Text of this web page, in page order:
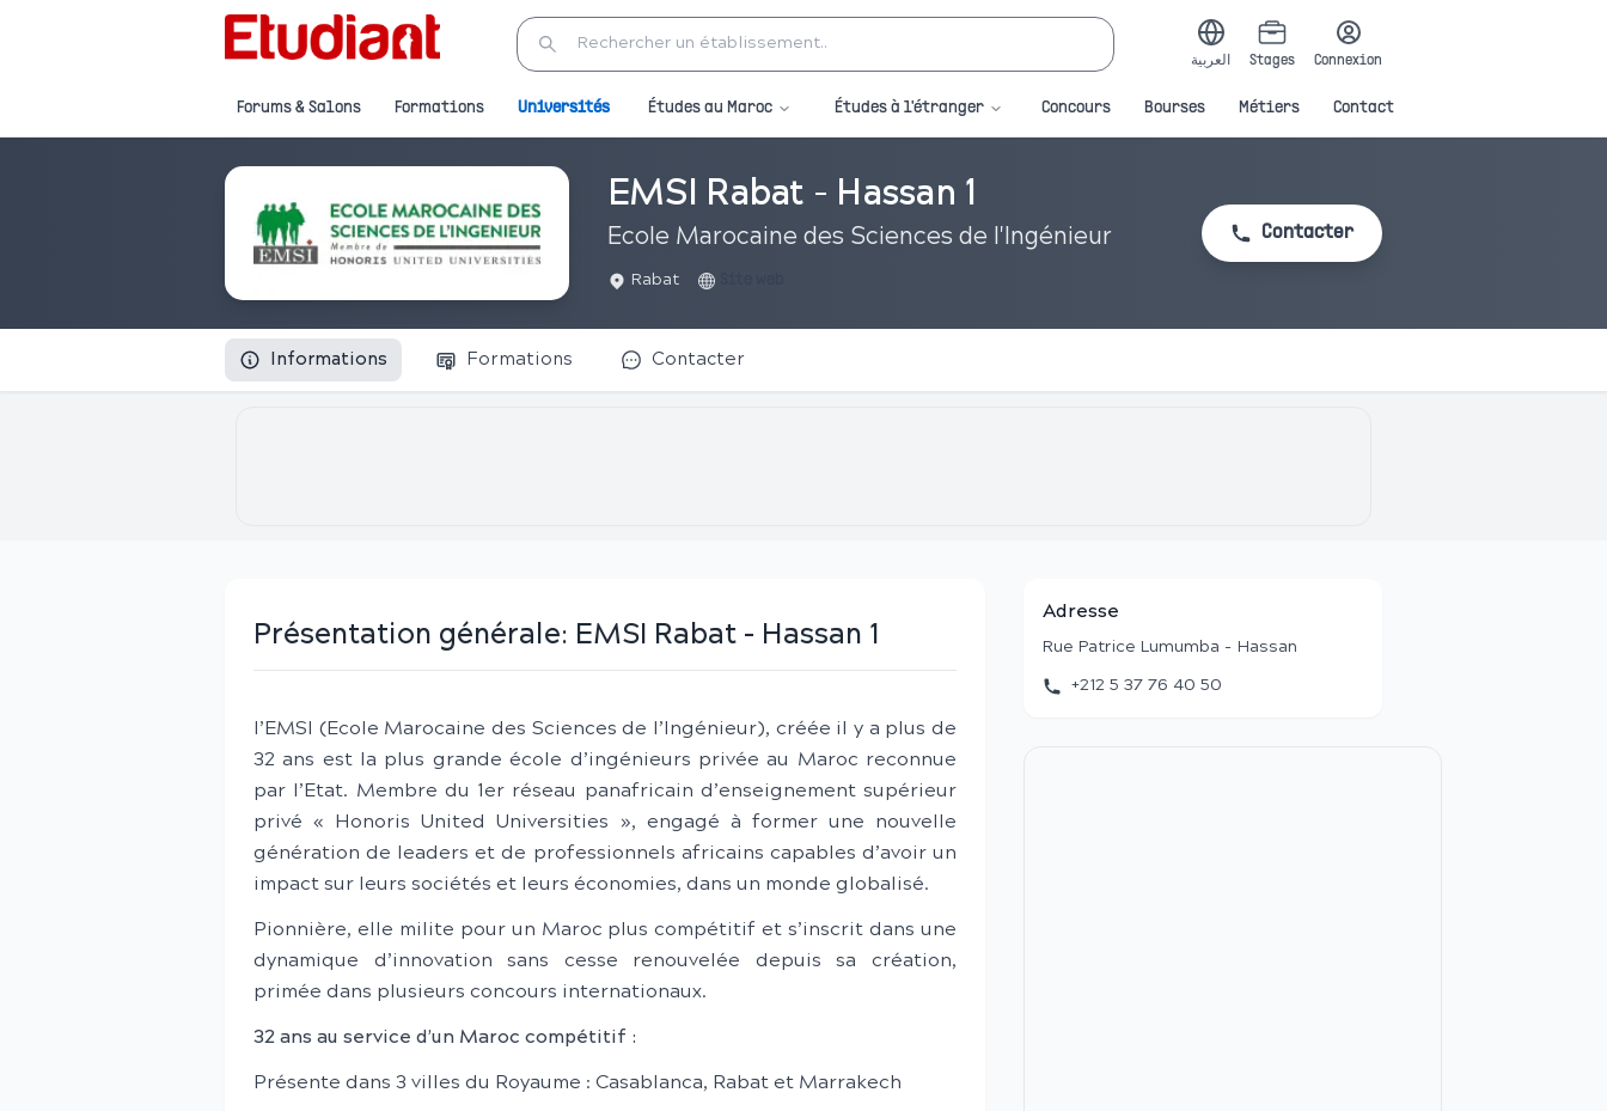
العربية Stages Connexion
Forums & Salons Formations Universités Études au Maroc Études à l'étranger Concours Bourses Métiers Contact
EMSI Rabat - Hassan 1
Ecole Marocaine des Sciences de l'Ingénieur
Rabat
Contacter
Informations Formations Contacter
Présentation générale: EMSI Rabat - Hassan 1
l’EMSI (Ecole Marocaine des Sciences de l’Ingénieur), créée il y a plus de
32 ans est la plus grande école d’ingénieurs privée au Maroc reconnue
par l’Etat. Membre du 1er réseau panafricain d’enseignement supérieur
privé « Honoris United Universities », engagé à former une nouvelle
génération de leaders et de professionnels africains capables d’avoir un
impact sur leurs sociétés et leurs économies, dans un monde globalisé.
Pionnière, elle milite pour un Maroc plus compétitif et s’inscrit dans une
dynamique d’innovation sans cesse renouvelée depuis sa création,
primée dans plusieurs concours internationaux.
32 ans au service d’un Maroc compétitif :
Présente dans 3 villes du Royaume : Casablanca, Rabat et Marrakech
Adresse
Rue Patrice Lumumba - Hassan
+212 5 37 76 40 50